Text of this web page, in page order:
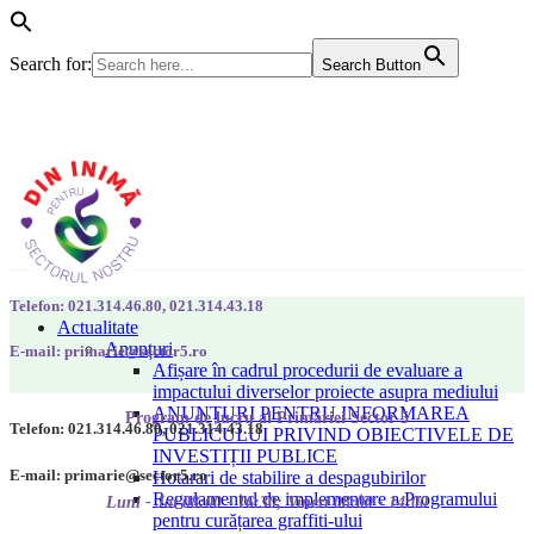
Search for: Search Button
Actualitate
Anunțuri
Afișare în cadrul procedurii de evaluare a
impactului diverselor proiecte asupra mediului
ANUNȚURI PENTRU INFORMAREA
PUBLICULUI PRIVIND OBIECTIVELE DE
INVESTIȚII PUBLICE
Hotarari de stabilire a despagubirilor
Regulamentul de implementare a Programului
pentru curățarea graffiti-ului
Telefon: 021.314.46.80, 021.314.43.18
E-mail: primarie@sector5.ro
Program de lucru al Primăriei Sector 5
Luni - Joi 08:00 - 16:30; Vineri 08:00 - 14:00
Telefon: 021.314.46.80, 021.314.43.18
E-mail: primarie@sector5.ro